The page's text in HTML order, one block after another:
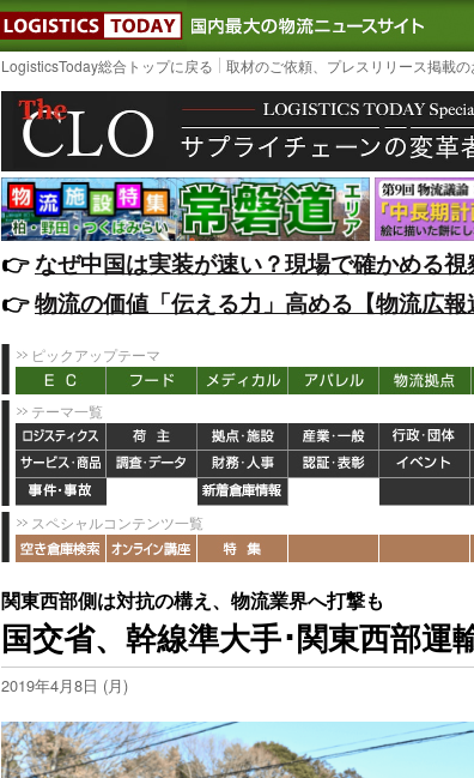
LOGISTICS TODAY｜国内最大の
LogisticsToday総合トップに戻る 取材のご依頼、プレスリリース掲載
👉️なぜ中国は実装が速い？現場で確かめる
👉️物流の価値「伝える力」高める【物流広
ピックアップテーマ
テーマ一覧
スペシャルコンテンツ一覧
関東西部側は対抗の構え、物流業界へ打撃も
国交省、幹線準大手･関東西部運
2019年4月8日 (月)